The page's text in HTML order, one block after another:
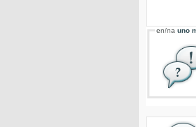
en/na uno